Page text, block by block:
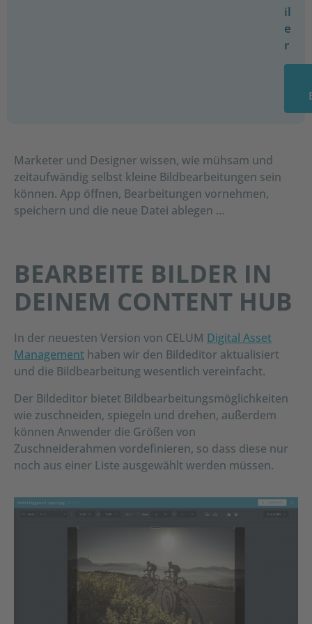
il
e
r
Marketer und Designer wissen, wie mühsam und
zeitaufwändig selbst kleine Bildbearbeitungen sein
können. App öffnen, Bearbeitungen vornehmen,
speichern und die neue Datei ablegen …
BEARBEITE BILDER IN
DEINEM CONTENT HUB
In der neuesten Version von CELUM Digital Asset
Management haben wir den Bildeditor aktualisiert
und die Bildbearbeitung wesentlich vereinfacht.
Der Bildeditor bietet Bildbearbeitungsmöglichkeiten
wie zuschneiden, spiegeln und drehen, außerdem
können Anwender die Größen von
Zuschneiderahmen vordefinieren, so dass diese nur
noch aus einer Liste ausgewählt werden müssen.